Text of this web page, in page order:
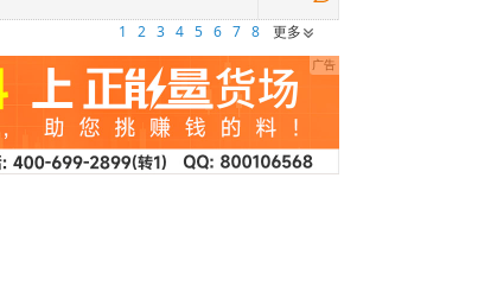
1 2 3 4 5 6 7 8 更多